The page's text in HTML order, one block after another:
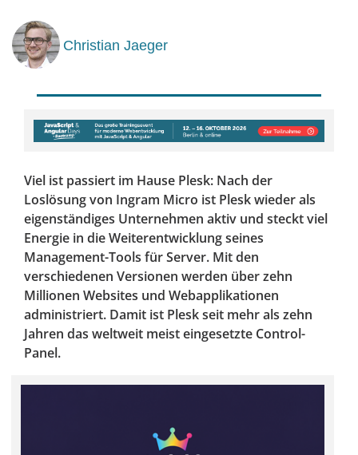
Christian Jaeger
Viel ist passiert im Hause Plesk: Nach der
Loslösung von Ingram Micro ist Plesk wieder als
eigenständiges Unternehmen aktiv und steckt viel
Energie in die Weiterentwicklung seines
Management-Tools für Server. Mit den
verschiedenen Versionen werden über zehn
Millionen Websites und Webapplikationen
administriert. Damit ist Plesk seit mehr als zehn
Jahren das weltweit meist eingesetzte Control-
Panel.